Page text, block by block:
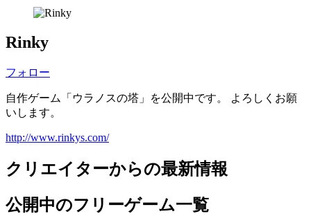
Rinky
フォロー
自作ゲーム「ウラノスの塔」を公開中です。 よろしくお願
いします。
http://www.rinkys.com/
クリエイターからの最新情報
公開中のフリーゲーム一覧